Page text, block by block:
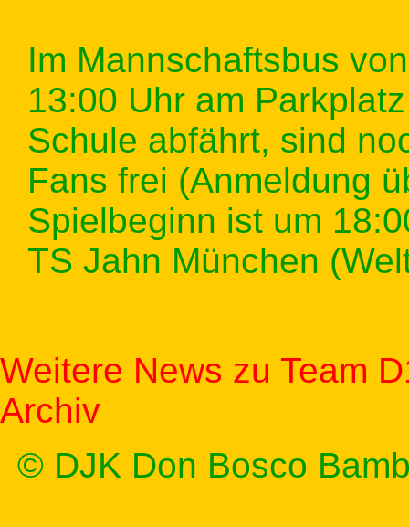
Im Mannschaftsbus
13:00 Uhr am
Schule abfährt, sind
Fans frei (Anmeldung
Spielbeginn ist um
TS Jahn München
Weitere News zu Team
Archiv
© DJK Don Bosco